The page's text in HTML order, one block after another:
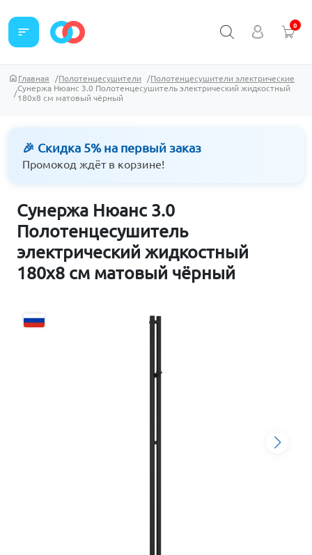
sort 0
Главная Полотенцесушители
Полотенцесушители электрические
Сунержа Нюанс 3.0 Полотенцесушитель электрический жидкостный
180х8 см матовый чёрный
🎉 Скидка 5% на первый заказ
Промокод ждёт в корзине!
Сунержа Нюанс 3.0
Полотенцесушитель
электрический жидкостный
180х8 см матовый чёрный